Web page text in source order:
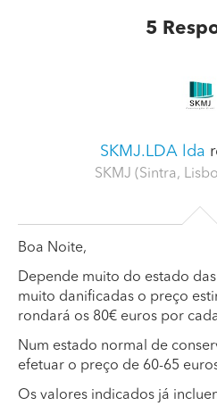
5
SKMJ.LDA lda
SKMJ (Sintra,
Boa Noite,
Depende muito do estado
muito danificadas o preço
rondará os 80€ euros por
Num estado normal de
efetuar o preço de 60-65
Os valores indicados já